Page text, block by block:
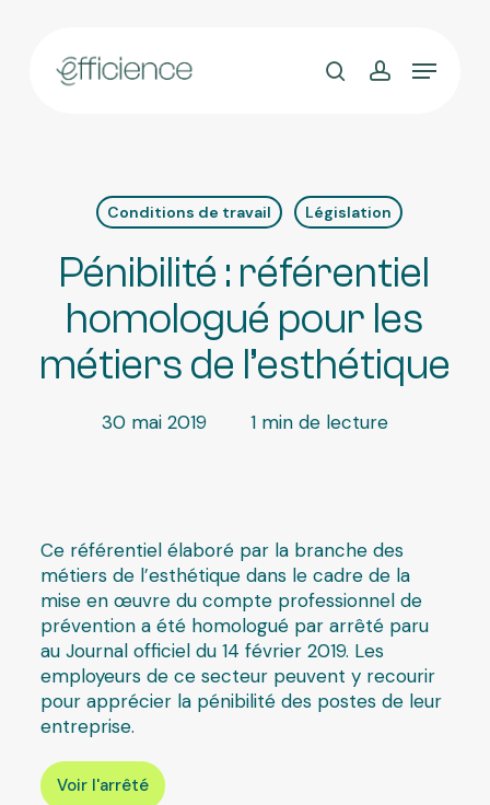
content
Conditions de travail Législation
Pénibilité : référentiel
homologué pour les
métiers de l’esthétique
30 mai 2019 1 min de lecture
Ce référentiel élaboré par la branche des
métiers de l’esthétique dans le cadre de la
mise en œuvre du compte professionnel de
prévention a été homologué par arrêté paru
au Journal officiel du 14 février 2019. Les
employeurs de ce secteur peuvent y recourir
pour apprécier la pénibilité des postes de leur
entreprise.
Voir l'arrêté